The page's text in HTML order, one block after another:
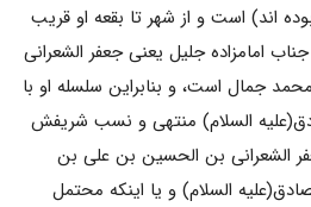
اند) است و از شهر تا بقعه او قریب
امامزاده جلیل یعنى جعفر الشعرانى
جمال است، و بنابراین سلسله او با
السلام) منتهى و نسب شریفش
الشعرانى بن الحسین بن على بن
السلام) و یا اینکه محتمل